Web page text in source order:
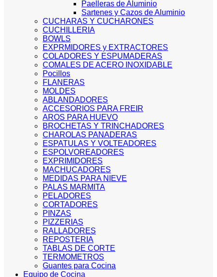
Paelleras de Aluminio
Sartenes y Cazos de Aluminio
CUCHARAS Y CUCHARONES
CUCHILLERIA
BOWLS
EXPRMIDORES y EXTRACTORES
COLADORES Y ESPUMADERAS
COMALES DE ACERO INOXIDABLE
Pocillos
FLANERAS
MOLDES
ABLANDADORES
ACCESORIOS PARA FREIR
AROS PARA HUEVO
BROCHETAS Y TRINCHADORES
CHAROLAS PANADERAS
ESPATULAS Y VOLTEADORES
ESPOLVOREADORES
EXPRIMIDORES
MACHUCADORES
MEDIDAS PARA NIEVE
PALAS MARMITA
PELADORES
CORTADORES
PINZAS
PIZZERIAS
RALLADORES
REPOSTERIA
TABLAS DE CORTE
TERMOMETROS
Guantes para Cocina
Equipo de Cocina